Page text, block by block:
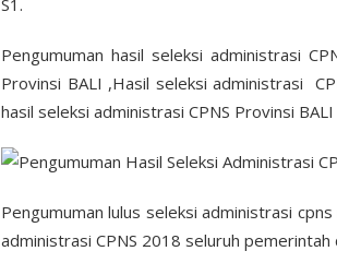
S1.
Pengumuman hasil seleksi administrasi
Provinsi BALI ,Hasil seleksi administrasi
hasil seleksi administrasi CPNS Provinsi
Pengumuman lulus seleksi administrasi
administrasi CPNS 2018 seluruh pemerintah